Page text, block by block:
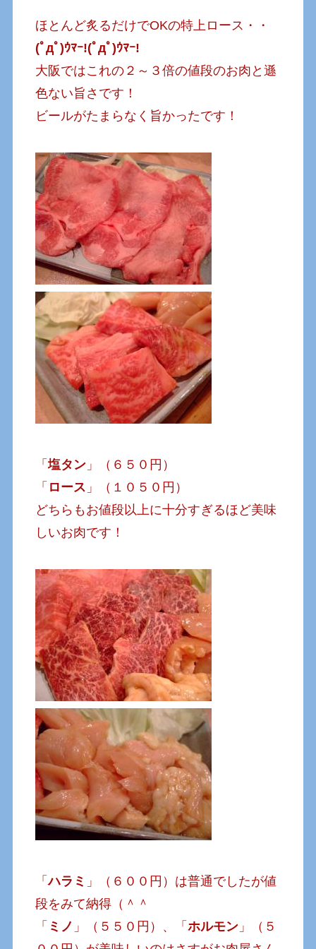
ほとんど炙るだけでOKの特上ロース・・
(ﾟдﾟ)ｳﾏｰ!(ﾟдﾟ)ｳﾏｰ!
大阪ではこれの２～３倍の値段のお肉と遜
色ない旨さです！
ビールがたまらなく旨かったです！
「塩タン 」（６５０円）
「 ロース 」（１０５０円）
どちらもお値段以上に十分すぎるほど美味
しいお肉です！
「ハラミ 」（６００円）は普通でしたが値
段をみて納得（＾＾
「 ミノ 」（５５０円）、「ホルモン 」（５